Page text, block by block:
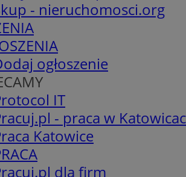
- nieruchomosci.org
ogłoszenie
IT
- praca w
Katowice
dla firm